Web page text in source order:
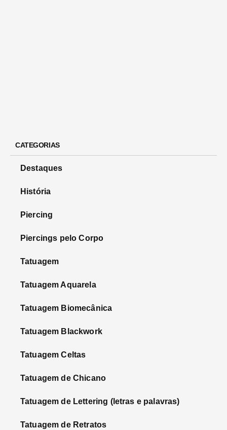
CATEGORIAS
Destaques
História
Piercing
Piercings pelo Corpo
Tatuagem
Tatuagem Aquarela
Tatuagem Biomecânica
Tatuagem Blackwork
Tatuagem Celtas
Tatuagem de Chicano
Tatuagem de Lettering (letras e palavras)
Tatuagem de Retratos